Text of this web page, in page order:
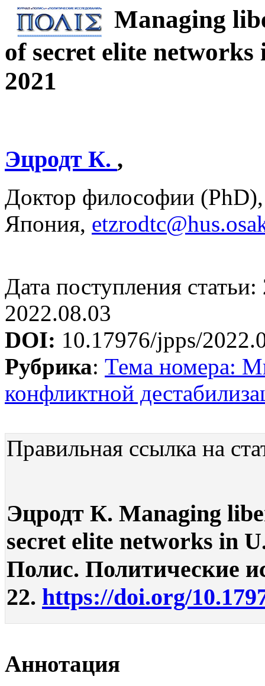
Managing
of secret elite networks
2021
Эцродт К. ,
Доктор философии (PhD),
Япония,
Дата поступления
2022.08.03
DOI: 10.17976/jpps/
Рубрика: Тема номера:
конфликтной
Правильная ссылка на
Эцродт К. Managing
secret elite networks in
Полис. Политические
22. https://doi.org/
Аннотация